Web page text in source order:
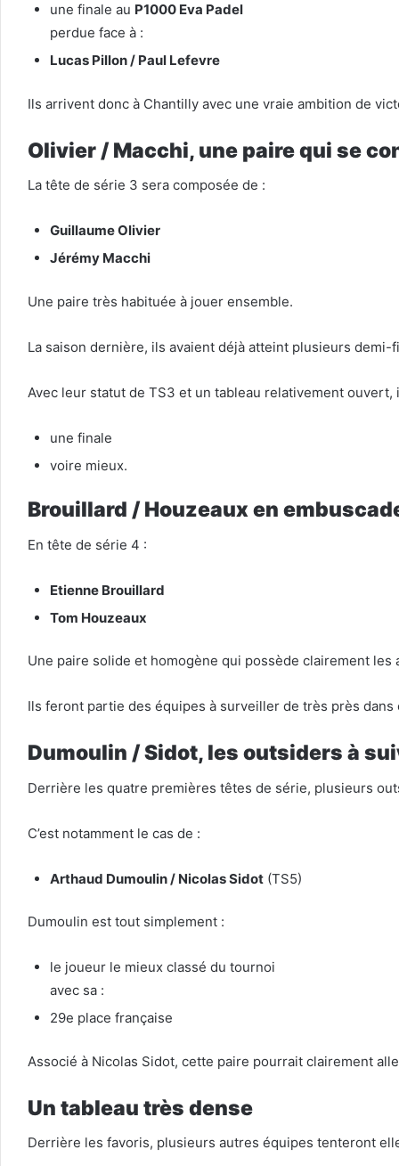
une finale au P1000 Eva Padel
perdue face à :
Lucas Pillon / Paul Lefevre
Ils arrivent donc à Chantilly avec une vraie ambition de
Olivier / Macchi, une paire qui se
La tête de série 3 sera composée de :
Guillaume Olivier
Jérémy Macchi
Une paire très habituée à jouer ensemble.
La saison dernière, ils avaient déjà atteint plusieurs
Avec leur statut de TS3 et un tableau relativement
une finale
voire mieux.
Brouillard / Houzeaux en
En tête de série 4 :
Etienne Brouillard
Tom Houzeaux
Une paire solide et homogène qui possède clairement
Ils feront partie des équipes à surveiller de très près dans
Dumoulin / Sidot, les outsiders à
Derrière les quatre premières têtes de série, plusieurs
C’est notamment le cas de :
Arthaud Dumoulin / Nicolas Sidot (TS5)
Dumoulin est tout simplement :
le joueur le mieux classé du tournoi
avec sa :
29e place française
Associé à Nicolas Sidot, cette paire pourrait clairement
Un tableau très dense
Derrière les favoris, plusieurs autres équipes tenteront